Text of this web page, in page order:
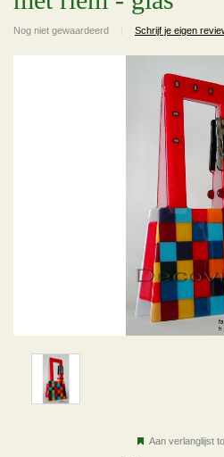
Nog niet gewaardeerd Schrijf je eigen
Aan verlanglijst